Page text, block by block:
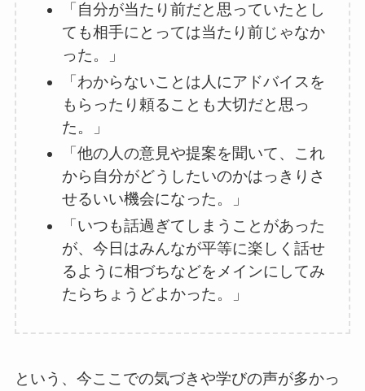
「自分が当たり前だと思っていたとし
ても相手にとっては当たり前じゃなか
った。」
「わからないことは人にアドバイスを
もらったり頼ることも大切だと思っ
た。」
「他の人の意見や提案を聞いて、これ
から自分がどうしたいのかはっきりさ
せるいい機会になった。」
「いつも話過ぎてしまうことがあった
が、今日はみんなが平等に楽しく話せ
るように相づちなどをメインにしてみ
たらちょうどよかった。」
という、今ここでの気づきや学びの声が多かっ